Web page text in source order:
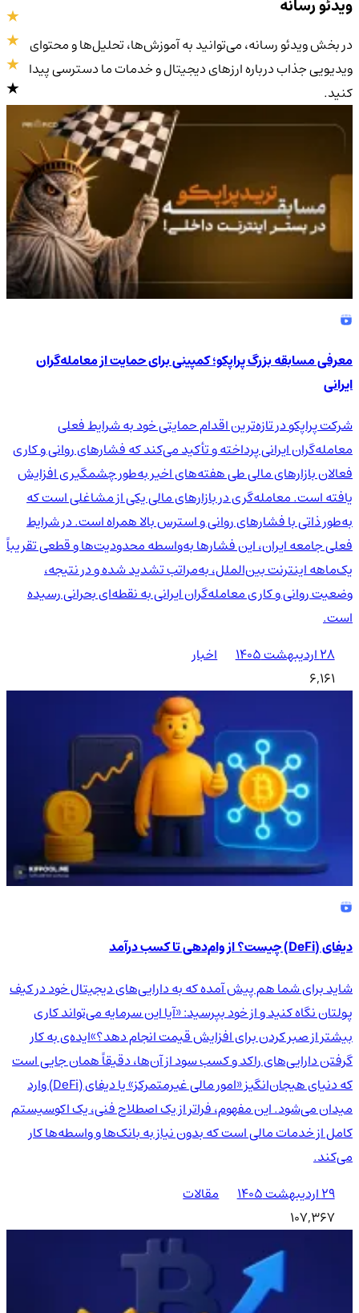
4.9/5
ویدئو رسانه
در بخش ویدئو رسانه، می‌توانید به آموزش‌ها، تحلیل‌ها و محتوای
ویدیویی جذاب درباره ارزهای دیجیتال و خدمات ما دسترسی پیدا
کنید.
معرفی مسابقه بزرگ پراپکو؛ کمپینی برای حمایت از معامله‌گران
ایرانی
شرکت پراپکو در تازه‌ترین اقدام حمایتی خود به شرایط فعلی
معامله‌گران ایرانی پرداخته و تأکید می‌کند که فشارهای روانی و کاری
فعالان بازارهای مالی طی هفته‌های اخیر به‌طور چشمگیری افزایش
یافته است. معامله‌گری در بازارهای مالی یکی از مشاغلی است که
به‌طور ذاتی با فشارهای روانی و استرس بالا همراه است. در شرایط
فعلی جامعه ایران، این فشارها به‌واسطه محدودیت‌ها و قطعی تقریباً
یک‌ماهه اینترنت بین‌الملل، به‌مراتب تشدید شده و در نتیجه،
وضعیت روانی و کاری معامله‌گران ایرانی به نقطه‌ای بحرانی رسیده
است.
۲۸ اردیبهشت ۱۴۰۵
اخبار
6,161
دیفای (DeFi) چیست؟ از وام‌دهی تا کسب درآمد
شاید برای شما هم پیش آمده که به دارایی‌های دیجیتال خود در کیف
پولتان نگاه کنید و از خود بپرسید: «آیا این سرمایه می‌تواند کاری
بیشتر از صبر کردن برای افزایش قیمت انجام دهد؟»ایده‌ی به کار
گرفتن دارایی‌های راکد و کسب سود از آن‌ها، دقیقاً همان جایی است
که دنیای هیجان‌انگیز «امور مالی غیرمتمرکز» یا دیفای (DeFi) وارد
میدان می‌شود. این مفهوم، فراتر از یک اصطلاح فنی، یک اکوسیستم
کامل از خدمات مالی است که بدون نیاز به بانک‌ها و واسطه‌ها کار
می‌کند.
۲۹ اردیبهشت ۱۴۰۵
مقالات
107,367